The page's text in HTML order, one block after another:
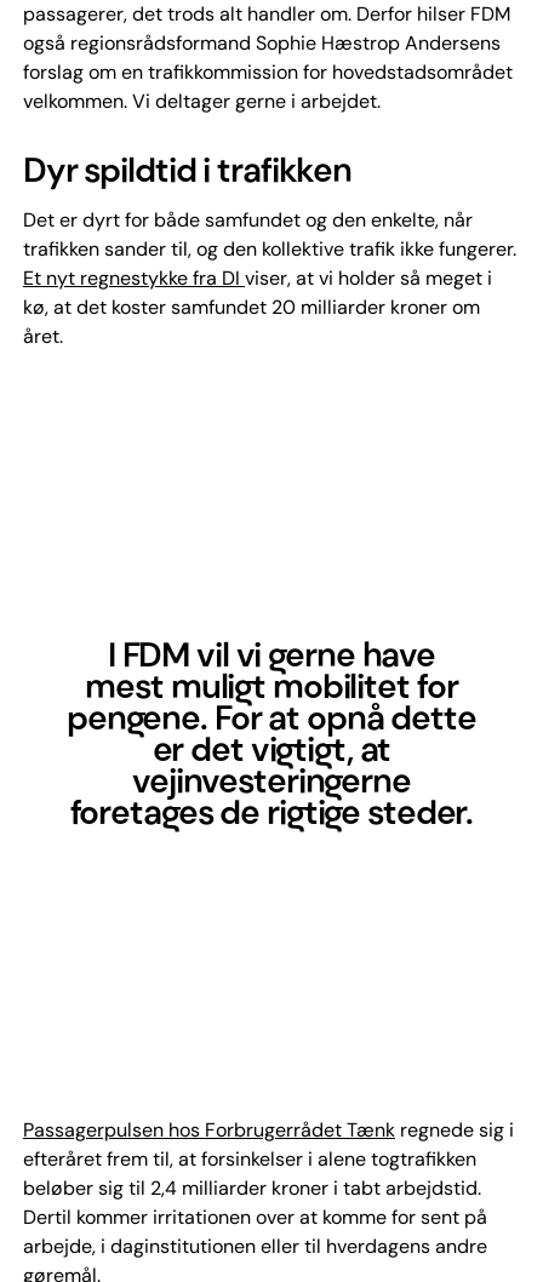
passagerer, det trods alt handler om. Derfor hilser FDM
også regionsrådsformand Sophie Hæstrop Andersens
forslag om en trafikkommission for hovedstadsområdet
velkommen. Vi deltager gerne i arbejdet.
Dyr spildtid i trafikken
Det er dyrt for både samfundet og den enkelte, når
trafikken sander til, og den kollektive trafik ikke fungerer.
Et nyt regnestykke fra DI viser, at vi holder så meget i
kø, at det koster samfundet 20 milliarder kroner om
året.
I FDM vil vi gerne have
mest muligt mobilitet for
pengene. For at opnå dette
er det vigtigt, at
vejinvesteringerne
foretages de rigtige steder.
Passagerpulsen hos Forbrugerrådet Tænkregnede sig i
efteråret frem til, at forsinkelser i alene togtrafikken
beløber sig til 2,4 milliarder kroner i tabt arbejdstid.
Dertil kommer irritationen over at komme for sent på
arbejde, i daginstitutionen eller til hverdagens andre
gøremål.